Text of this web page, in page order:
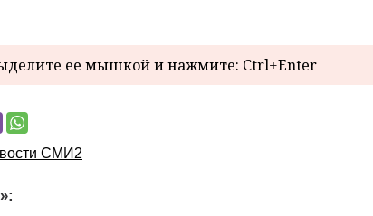
ее мышкой и нажмите: Ctrl+Enter
СМИ2
»: